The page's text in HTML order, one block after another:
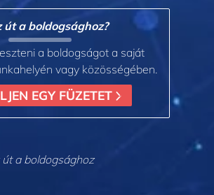
út a boldogsághoz?
a boldogságot a saját
vagy közösségében.
EGY FÜZETET
a boldogsághoz